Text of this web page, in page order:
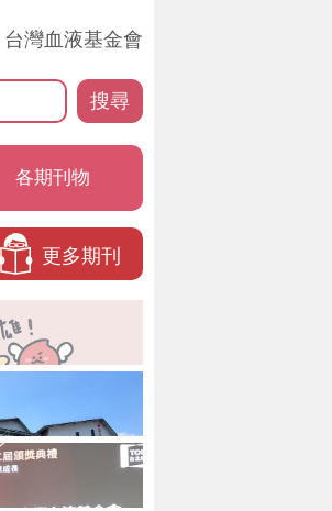
台灣血液基金會
搜尋
各期刊物
更多期刊